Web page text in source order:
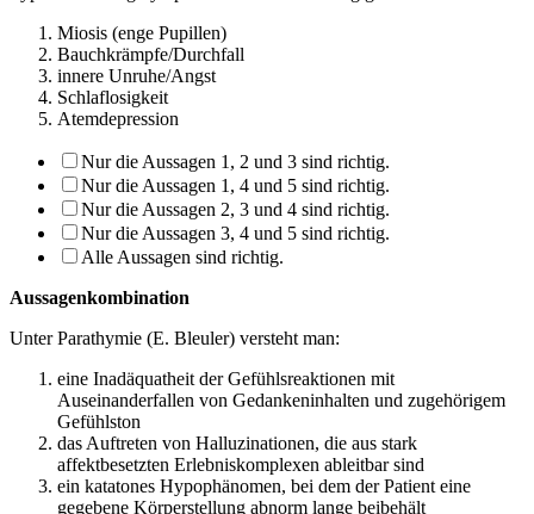
Miosis (enge Pupillen)
Bauchkrämpfe/Durchfall
innere Unruhe/Angst
Schlaflosigkeit
Atemdepression
Nur die Aussagen 1, 2 und 3 sind richtig.
Nur die Aussagen 1, 4 und 5 sind richtig.
Nur die Aussagen 2, 3 und 4 sind richtig.
Nur die Aussagen 3, 4 und 5 sind richtig.
Alle Aussagen sind richtig.
Aussagenkombination
Unter Parathymie (E. Bleuler) versteht man:
eine Inadäquatheit der Gefühlsreaktionen mit
Auseinanderfallen von Gedankenin­halten und zugehörigem
Gefühlston
das Auftreten von Halluzinationen, die aus stark
affektbesetzten Erlebniskomplexen ableitbar sind
ein katatones Hypophänomen, bei dem der Patient eine
gegebene Körperstellung ab­norm lange beibehält